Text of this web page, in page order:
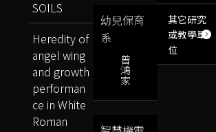
其它研究
或教學單
位
幼兒保育
系
曾
鴻
家
SOILS
Heredity of
angel wing
and growth
performan
ce in White
Roman